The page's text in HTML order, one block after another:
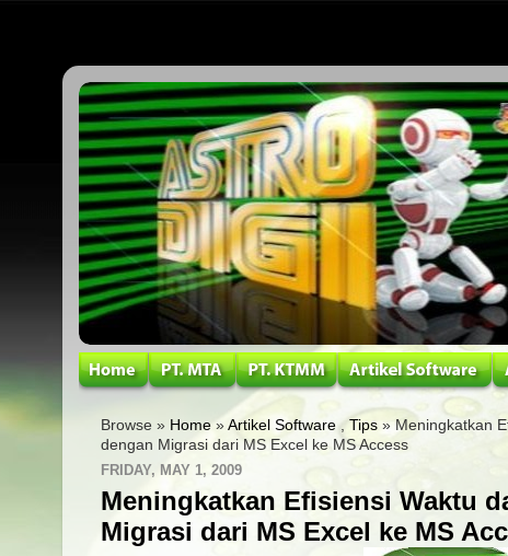
Browse » Home » Artikel Software Tips » Meningkatkan
dengan Migrasi dari MS Excel ke MS Access
FRIDAY, MAY 1, 2009
Meningkatkan Efisiensi Waktu
Migrasi dari MS Excel ke MS